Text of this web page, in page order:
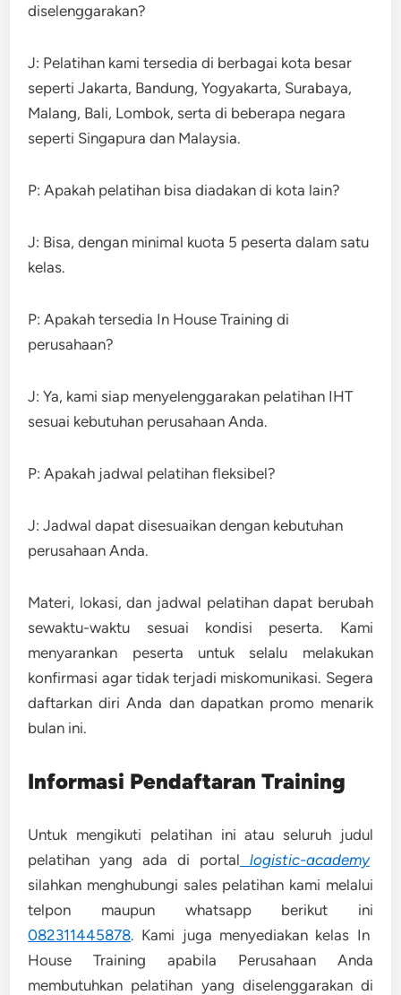
diselenggarakan?
J: Pelatihan kami tersedia di berbagai kota besar
seperti Jakarta, Bandung, Yogyakarta, Surabaya,
Malang, Bali, Lombok, serta di beberapa negara
seperti Singapura dan Malaysia.
P: Apakah pelatihan bisa diadakan di kota lain?
J: Bisa, dengan minimal kuota 5 peserta dalam satu
kelas.
P: Apakah tersedia In House Training di
perusahaan?
J: Ya, kami siap menyelenggarakan pelatihan IHT
sesuai kebutuhan perusahaan Anda.
P: Apakah jadwal pelatihan fleksibel?
J: Jadwal dapat disesuaikan dengan kebutuhan
perusahaan Anda.
Materi, lokasi, dan jadwal pelatihan dapat berubah
sewaktu-waktu sesuai kondisi peserta. Kami
menyarankan peserta untuk selalu melakukan
konfirmasi agar tidak terjadi miskomunikasi. Segera
daftarkan diri Anda dan dapatkan promo menarik
bulan ini.
Informasi Pendaftaran Training
Untuk mengikuti pelatihan ini atau seluruh judul
pelatihan yang ada di portal logistic-academy
silahkan menghubungi sales pelatihan kami melalui
telpon maupun whatsapp berikut ini
082311445878. Kami juga menyediakan kelas In
House Training apabila Perusahaan Anda
membutuhkan pelatihan yang diselenggarakan di